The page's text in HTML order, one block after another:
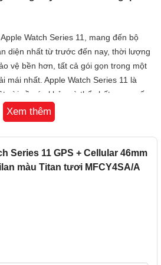
Watch Series 11, mang đến bộ
diện nhất từ trước đến nay, thời lượng
vệ bền hơn, tất cả gói gọn trong một
mái nhất. Apple Watch Series 11 là
vời về sức khỏe và thể chất, cung cấp
thông tin chuyên sâu mới về chất lượng
bổ sung vào bộ tính năng sức khỏe
Với thời lượng pin lên đến 24 giờ và
xước gấp 2 lần, việc đeo Apple Watch
thuận tiện hơn bao giờ hết. Hệ điều
nhiều tính năng cá nhân hóa hơn để
bởi Apple Intelligence, cử chỉ lắc cổ
nhiều hơn thế nữa.
hồng và bạc, cùng với vỏ titan
Xem thêm
Series 11 GPS + Cellular 46mm
màu Titan tươi MFCY4SA/A